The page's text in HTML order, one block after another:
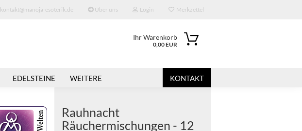
kontakt@manoja-esoterik.de Über uns Login Merkzettel
Ihr Warenkorb
0,00 EUR
EDELSTEINE KONTAKT
WEITERE
Rauhnacht
Räuchermischungen - 12